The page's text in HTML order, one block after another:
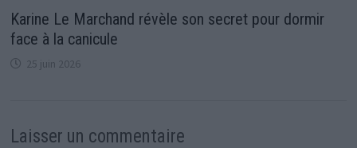
Karine Le Marchand révèle son secret pour dormir
face à la canicule
25 juin 2026
Laisser un commentaire